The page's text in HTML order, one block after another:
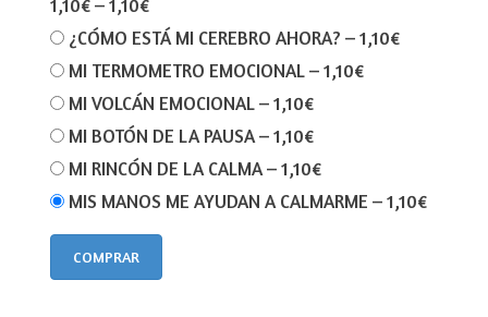
1,10€–1,10€
¿CÓMO ESTÁ MI CEREBRO AHORA? –1,10€
MI TERMOMETRO EMOCIONAL–1,10€
MI VOLCÁN EMOCIONAL–1,10€
MI BOTÓN DE LA PAUSA–1,10€
MI RINCÓN DE LA CALMA–1,10€
MIS MANOS ME AYUDAN A CALMARME –1,10€
COMPRAR